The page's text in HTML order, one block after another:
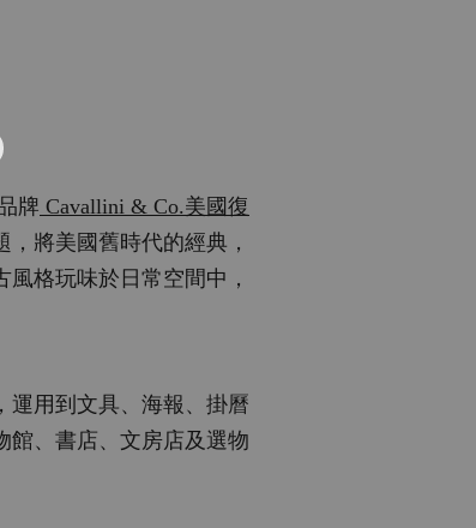
牌 Cavallini & Co.美國復
將美國舊時代的經典，
格玩味於日常空間中，
運用到文具、海報、掛曆
館、書店、文房店及選物